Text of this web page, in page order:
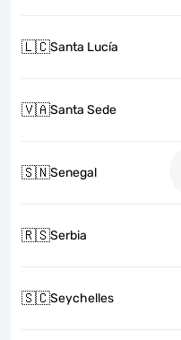
🇱🇨Santa Lucía
🇻🇦Santa Sede
🇸🇳Senegal
🇷🇸Serbia
🇸🇨Seychelles